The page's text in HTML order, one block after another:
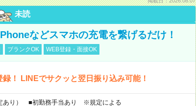
未読
などスマホの充電を繋げるだけ！
ブランクOK WEB登録・面接OK
！ LINEでサクッと翌日振り込み可能！
あり） ■初勤務手当あり ※規定による